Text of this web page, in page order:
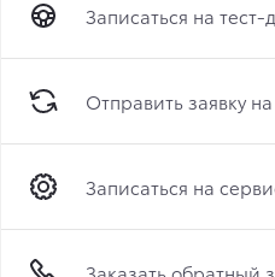
Отправить заявку на
Записаться на
Заказать обратный
Записаться на
Отправить заявку
Заказать обратный
Записаться на тест-
Отправить заявку
Записаться на
Заказать обратный
МИРА
НА